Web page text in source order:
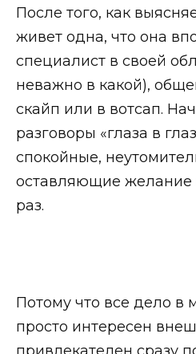
После того, как
живет одна, что она
специалист в своей
неважно в какой),
скайп или в вотсап.
разговоры «глаза в
спокойные,
оставляющие желание
раз.
Потому что все дело в
просто интересен